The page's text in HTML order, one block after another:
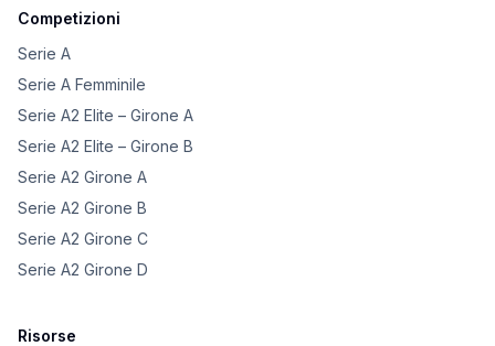
Competizioni
Serie A
Serie A Femminile
Serie A2 Elite – Girone A
Serie A2 Elite – Girone B
Serie A2 Girone A
Serie A2 Girone B
Serie A2 Girone C
Serie A2 Girone D
Risorse